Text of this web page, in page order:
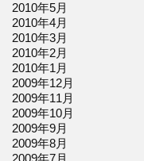
2010年5月
2010年4月
2010年3月
2010年2月
2010年1月
2009年12月
2009年11月
2009年10月
2009年9月
2009年8月
2009年7月